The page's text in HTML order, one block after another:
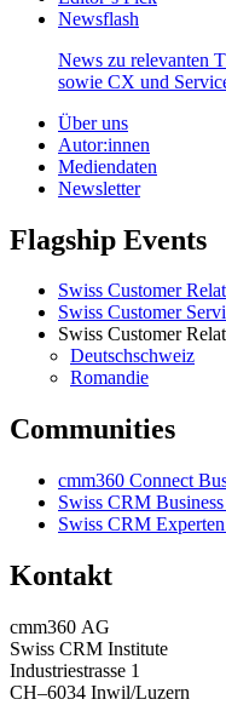
Newsflash
News zu relevanten
sowie CX und
Über uns
Autor:innen
Mediendaten
Newsletter
Flagship Events
Swiss Customer
Swiss Customer
Swiss Customer
Deutschschweiz
Romandie
Communities
cmm360 Connect
Swiss CRM
Swiss CRM
Kontakt
cmm360 AG
Swiss CRM Institute
Industriestrasse 1
CH–6034 Inwil/Luzern